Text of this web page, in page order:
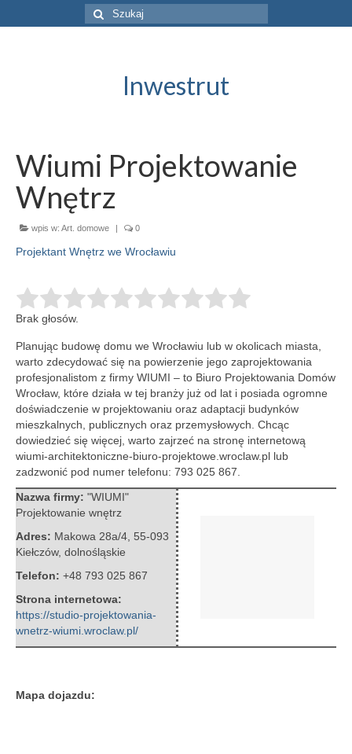
Szuklaj
w:
Inwestrut
Wiumi Projektowanie
Wnętrz
wpis w: Art. domowe | 0
Projektant Wnętrz we Wrocławiu
Brak głosów.
Planując budowę domu we Wrocławiu lub w okolicach miasta,
warto zdecydować się na powierzenie jego zaprojektowania
profesjonalistom z firmy WIUMI – to Biuro Projektowania Domów
Wrocław, które działa w tej branży już od lat i posiada ogromne
doświadczenie w projektowaniu oraz adaptacji budynków
mieszkalnych, publicznych oraz przemysłowych. Chcąc
dowiedzieć się więcej, warto zajrzeć na stronę internetową
wiumi-architektoniczne-biuro-projektowe.wroclaw.pl lub
zadzwonić pod numer telefonu: 793 025 867.
Nazwa firmy: "WIUMI"
Projektowanie wnętrz
Adres: Makowa 28a/4 55-093
Kiełczów, dolnośląskie
Telefon: +48 793 025 867
Strona internetowa:
https://studio-projektowania-
wnetrz-wiumi.wroclaw.pl/
Mapa dojazdu: